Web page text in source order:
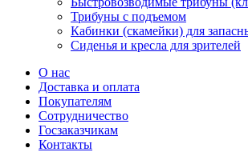
Трибуны с подъемом
Кабинки (скамейки) для
Сиденья и кресла для зрителей
О нас
Доставка и оплата
Покупателям
Сотрудничество
Госзаказчикам
Контакты